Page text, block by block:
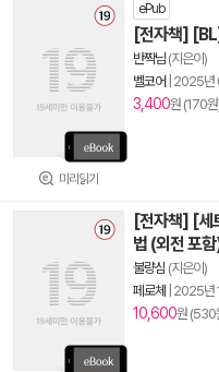
미리읽기
ePub
[전자책]
반짝님 (지은이)
벨코어 2025년
3,400원 (170
[전자책] [세
법 (외전 포
불량심 (지은이)
페로체
2025년
10,600원 (530